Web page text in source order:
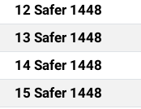
12 Safer 1448
13 Safer 1448
14 Safer 1448
15 Safer 1448